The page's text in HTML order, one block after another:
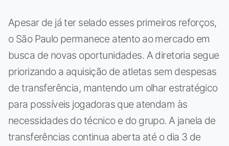
Apesar de já ter selado esses primeiros reforços,
o São Paulo permanece atento ao mercado em
busca de novas oportunidades. A diretoria segue
priorizando a aquisição de atletas sem despesas
de transferência, mantendo um olhar estratégico
para possíveis jogadoras que atendam às
necessidades do técnico e do grupo. A janela de
transferências continua aberta até o dia 3 de